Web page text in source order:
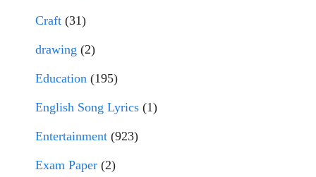
Craft (31)
drawing (2)
Education (195)
English Song Lyrics (1)
Entertainment (923)
Exam Paper (2)